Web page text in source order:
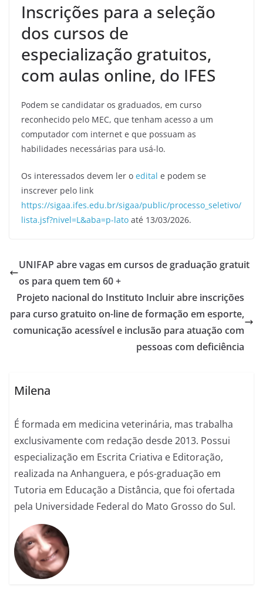
Inscrições para a seleção
dos cursos de
especialização gratuitos,
com aulas online, do IFES
Podem se candidatar os graduados, em curso
reconhecido pelo MEC, que tenham acesso a um
computador com internet e que possuam as
habilidades necessárias para usá-lo.
Os interessados devem ler o edital e podem se
inscrever pelo link
https://sigaa.ifes.edu.br/sigaa/public/processo_seletivo/
lista.jsf?nivel=L&aba=p-lato até 13/03/2026.
UNIFAP abre vagas em cursos de graduação gratuit
os para quem tem 60 +
Projeto nacional do Instituto Incluir abre inscrições
para curso gratuito on-line de formação em esporte,
comunicação acessível e inclusão para atuação com
pessoas com deficiência
Milena
É formada em medicina veterinária, mas trabalha
exclusivamente com redação desde 2013. Possui
especialização em Escrita Criativa e Editoração,
realizada na Anhanguera, e pós-graduação em
Tutoria em Educação a Distância, que foi ofertada
pela Universidade Federal do Mato Grosso do Sul.